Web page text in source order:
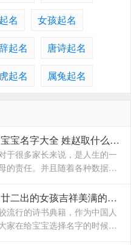
名
女孩起名
起名
唐诗起名
起名 属兔起名
2023年姓赵的男宝宝名字大全 姓赵取什么名字好
于很多家长来说，是人生的一
的责任。并且随着各种数据的
更不会随意给小孩取名字。尤
，因为男孩长大后
2023年农历四月廿二出的女孩吉祥美满的名字 兔女宝宝取名好听又吉利
流行的诗书典籍，作为中国人
家在给宝宝选择名字的时候就
名字意境都是很唯美的，同时